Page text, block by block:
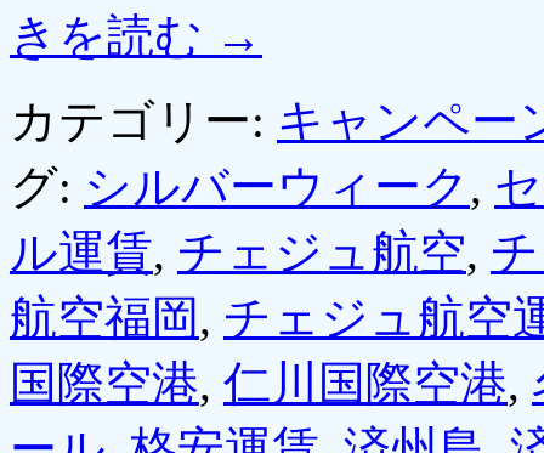
きを読む →
カテゴリー: キャンペー
グ: シルバーウィーク ,
ル運賃, チェジュ航空,
航空福岡, チェジュ航空
国際空港, 仁川国際空港,